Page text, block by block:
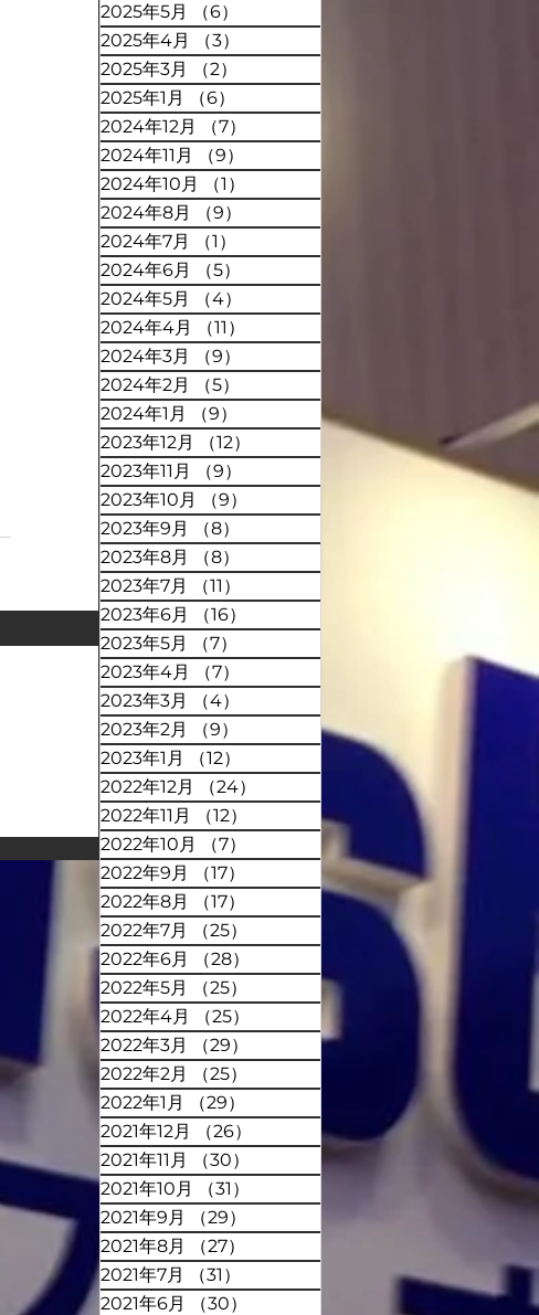
2025年5月
（6）
2025年4月
（3）
2025年3月
（2）
2025年1月
（6）
2024年12月
（7）
2024年11月
（9）
2024年10月
（1）
2024年8月
（9）
2024年7月
（1）
2024年6月
（5）
2024年5月
（4）
2024年4月
（11）
2024年3月
（9）
2024年2月
（5）
2024年1月
（9）
2023年12月
（12）
2023年11月
（9）
2023年10月
（9）
2023年9月
（8）
2023年8月
（8）
2023年7月
（11）
2023年6月
（16）
2023年5月
（7）
2023年4月
（7）
2023年3月
（4）
2023年2月
（9）
2023年1月
（12）
2022年12月
（24）
2022年11月
（12）
12件の記事
2022年10月
（7）
7件の記事
2022年9月
（17）
17件の記事
2022年8月
（17）
17件の記事
2022年7月
（25）
2022年6月
（28）
2022年5月
（25）
25件の記事
2022年4月
（25）
25件の記事
2022年3月
（29）
29件の記事
2022年2月
（25）
2022年1月
（29）
2021年12月
（26）
26件の記事
2021年11月
（30）
30件の記事
2021年10月
（31）
2021年9月
（29）
2021年8月
（27）
2021年7月
（31）
2021年6月
（30）